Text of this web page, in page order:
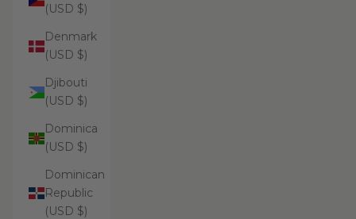
(USD $)
Denmark
(USD $)
Djibouti
(USD $)
Dominica
(USD $)
Dominican
Republic
(USD $)